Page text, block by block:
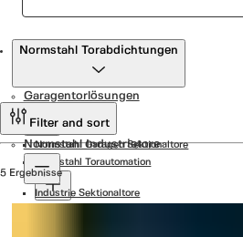
Normstahl Torabdichtungen
Garagentorlösungen
Normstahl Garagen Sektionaltore
Normstahl Torautomation
Normstahl Industrietore
Industrie Sektionaltore
Filter and sort
5 Ergebnisse